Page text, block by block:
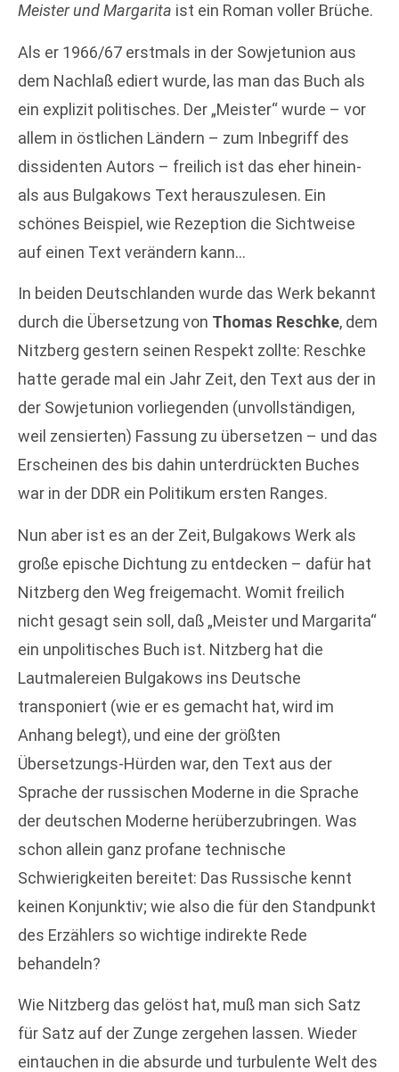
Meister und Margarita ist ein Roman voller Brüche.
Als er 1966/67 erstmals in der Sowjetunion aus
dem Nachlaß ediert wurde, las man das Buch als
ein explizit politisches. Der „Meister“ wurde – vor
allem in östlichen Ländern – zum Inbegriff des
dissidenten Autors – freilich ist das eher hinein-
als aus Bulgakows Text herauszulesen. Ein
schönes Beispiel, wie Rezeption die Sichtweise
auf einen Text verändern kann…
In beiden Deutschlanden wurde das Werk bekannt
durch die Übersetzung von Thomas Reschke, dem
Nitzberg gestern seinen Respekt zollte: Reschke
hatte gerade mal ein Jahr Zeit, den Text aus der in
der Sowjetunion vorliegenden (unvollständigen,
weil zensierten) Fassung zu übersetzen – und das
Erscheinen des bis dahin unterdrückten Buches
war in der DDR ein Politikum ersten Ranges.
Nun aber ist es an der Zeit, Bulgakows Werk als
große epische Dichtung zu entdecken – dafür hat
Nitzberg den Weg freigemacht. Womit freilich
nicht gesagt sein soll, daß „Meister und Margarita“
ein unpolitisches Buch ist. Nitzberg hat die
Lautmalereien Bulgakows ins Deutsche
transponiert (wie er es gemacht hat, wird im
Anhang belegt), und eine der größten
Übersetzungs-Hürden war, den Text aus der
Sprache der russischen Moderne in die Sprache
der deutschen Moderne herüberzubringen. Was
schon allein ganz profane technische
Schwierigkeiten bereitet: Das Russische kennt
keinen Konjunktiv; wie also die für den Standpunkt
des Erzählers so wichtige indirekte Rede
behandeln?
Wie Nitzberg das gelöst hat, muß man sich Satz
für Satz auf der Zunge zergehen lassen. Wieder
eintauchen in die absurde und turbulente Welt des